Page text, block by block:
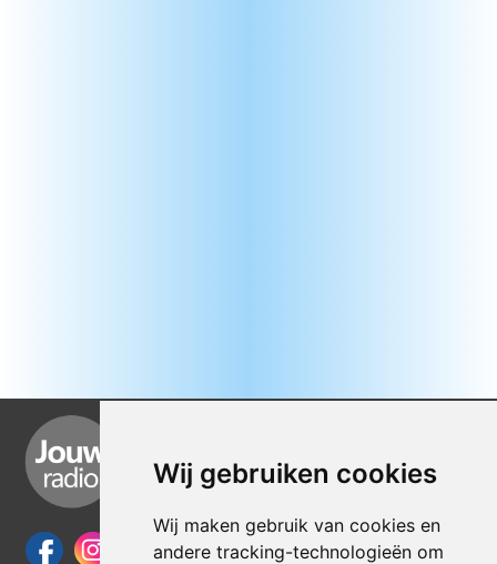
Wij gebruiken cookies
Wij maken gebruik van cookies en
andere tracking-technologieën om